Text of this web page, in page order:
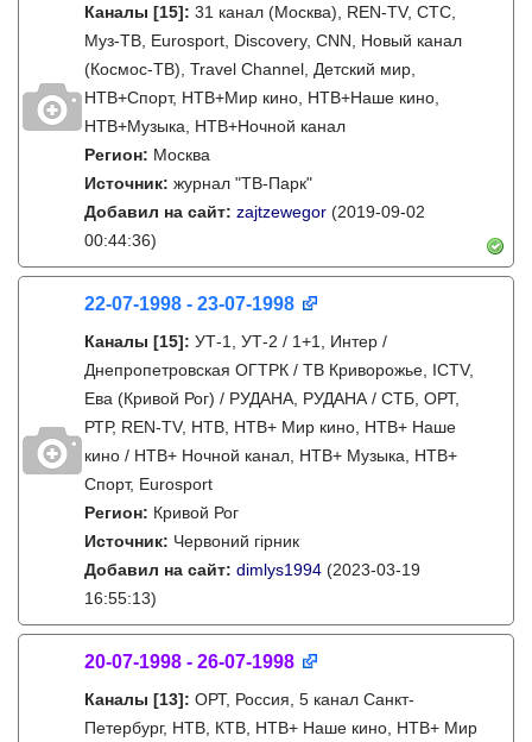
Каналы [15]: 31 канал (Москва), REN-TV, СТС,
Муз-ТВ, Eurosport, Discovery, CNN, Новый канал
(Космос-ТВ), Travel Channel, Детский мир,
НТВ+Спорт, НТВ+Мир кино, НТВ+Наше кино,
НТВ+Музыка, НТВ+Ночной канал
Регион: Москва
Источник: журнал "ТВ-Парк"
Добавил на сайт: zajtzewegor (2019-09-02
00:44:36)
22-07-1998 - 23-07-1998
Каналы [15]: УТ-1, УТ-2 / 1+1, Интер /
Днепропетровская ОГТРК / ТВ Криворожье, ICTV,
Ева (Кривой Рог) / РУДАНА, РУДАНА / СТБ, ОРТ,
РТР, REN-TV, НТВ, НТВ+ Мир кино, НТВ+ Наше
кино / НТВ+ Ночной канал, НТВ+ Музыка, НТВ+
Спорт, Eurosport
Регион: Кривой Рог
Источник: Червоний гірник
Добавил на сайт: dimlys1994 (2023-03-19
16:55:13)
20-07-1998 - 26-07-1998
Каналы [13]: ОРТ, Россия, 5 канал Санкт-
Петербург, НТВ, КТВ, НТВ+ Наше кино, НТВ+ Мир